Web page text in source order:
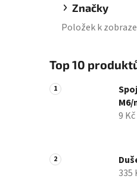
Značky
Položek k
Top 10
9 Kč
335